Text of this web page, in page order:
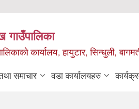
गाउँपालिका
कार्यालय, हायुटार, सिन्धुली,
समाचार वडा कार्यालयहरु